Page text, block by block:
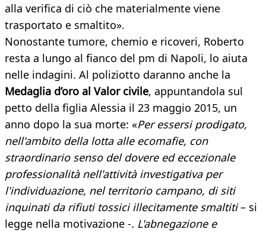
alla verifica di ciò che materialmente viene
trasportato e smaltito».
Nonostante tumore, chemio e ricoveri, Roberto
resta a lungo al fianco del pm di Napoli, lo aiuta
nelle indagini. Al poliziotto daranno anche la
Medaglia d’oro al Valor civile, appuntandola sul
petto della figlia Alessia il 23 maggio 2015, un
anno dopo la sua morte: «Per essersi prodigato,
nell'ambito della lotta alle ecomafie, con
straordinario senso del dovere ed eccezionale
professionalità nell'attività investigativa per
l'individuazione, nel territorio campano, di siti
inquinati da rifiuti tossici illecitamente smaltiti– si
legge nella motivazione -. L'abnegazione e